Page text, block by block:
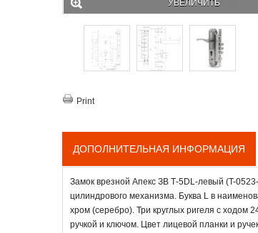
УВЕЛИЧИТЬ
Print
ДОПОЛНИТЕЛЬНАЯ ИНФОРМАЦИЯ
Замок врезной Апекс ЗВ Т-5DL-левый (T-
цилиндрового механизма. Буква L в
хром (серебро). Три круглых ригеля с ходом
ручкой и ключом. Цвет лицевой планки и